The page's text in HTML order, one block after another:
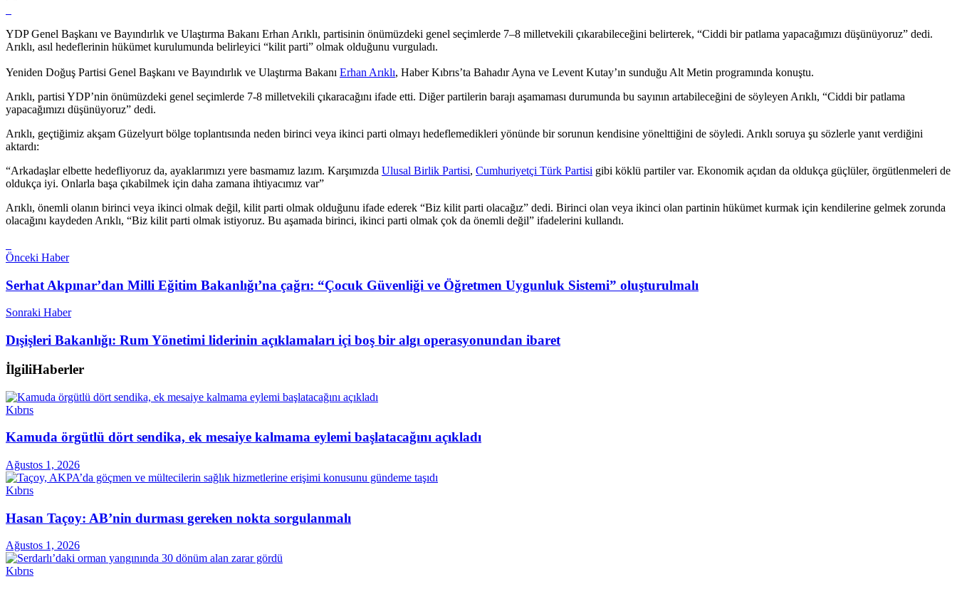
YDP Genel Başkanı ve Bayındırlık ve Ulaştırma Bakanı Erhan Arıklı, partisinin önümüzdeki genel seçimlerde 7–8 milletvekili çıkarabileceğini belirterek, “Ciddi bir patlama yapacağımızı düşünüyoruz” dedi.
Arıklı, asıl hedeflerinin hükümet kurulumunda belirleyici “kilit parti” olmak olduğunu vurguladı.
Yeniden Doğuş Partisi Genel Başkanı ve Bayındırlık ve Ulaştırma Bakanı Erhan Arıklı, Haber Kıbrıs’ta Bahadır Ayna ve Levent Kutay’ın sunduğu Alt Metin programında konuştu.
Arıklı, partisi YDP’nin önümüzdeki genel seçimlerde 7-8 milletvekili çıkaracağını ifade etti. Diğer partilerin barajı aşamaması durumunda bu sayının artabileceğini de söyleyen Arıklı, “Ciddi bir patlama
yapacağımızı düşünüyoruz” dedi.
Arıklı, geçtiğimiz akşam Güzelyurt bölge toplantısında neden birinci veya ikinci parti olmayı hedeflemedikleri yönünde bir sorunun kendisine yönelttiğini de söyledi. Arıklı soruya şu sözlerle yanıt verdiğini
aktardı:
“Arkadaşlar elbette hedefliyoruz da, ayaklarımızı yere basmamız lazım. Karşımızda Ulusal Birlik Partisi, Cumhuriyetçi Türk Partisi gibi köklü partiler var. Ekonomik açıdan da oldukça güçlüler, örgütlenmeleri de
oldukça iyi. Onlarla başa çıkabilmek için daha zamana ihtiyacımız var”
Arıklı, önemli olanın birinci veya ikinci olmak değil, kilit parti olmak olduğunu ifade ederek “Biz kilit parti olacağız” dedi. Birinci olan veya ikinci olan partinin hükümet kurmak için kendilerine gelmek zorunda
olacağını kaydeden Arıklı, “Biz kilit parti olmak istiyoruz. Bu aşamada birinci, ikinci parti olmak çok da önemli değil” ifadelerini kullandı.
Önceki Haber
Serhat Akpınar’dan Milli Eğitim Bakanlığı’na çağrı: “Çocuk Güvenliği ve Öğretmen Uygunluk Sistemi” oluşturulmalı
Sonraki Haber
Dışişleri Bakanlığı: Rum Yönetimi liderinin açıklamaları içi boş bir algı operasyonundan ibaret
İlgiliHaberler
Kıbrıs
Kamuda örgütlü dört sendika, ek mesaiye kalmama eylemi başlatacağını açıkladı
Ağustos 1, 2026
Kıbrıs
Hasan Taçoy: AB’nin durması gereken nokta sorgulanmalı
Ağustos 1, 2026
Kıbrıs